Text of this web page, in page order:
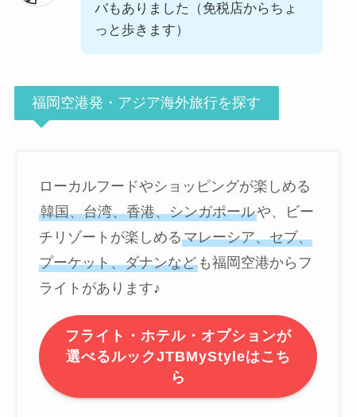
バもありました（免税店からちょ
っと歩きます）
福岡空港発・アジア海外旅行を探す
ローカルフードやショッピングが楽しめる
韓国、台湾、香港、シンガポールや、ビー
チリゾートが楽しめるマレーシア、セブ、
プーケット、ダナンなども福岡空港からフ
ライトがあります♪
フライト・ホテル・オプションが
選べるルックJTBMyStyleはこち
ら